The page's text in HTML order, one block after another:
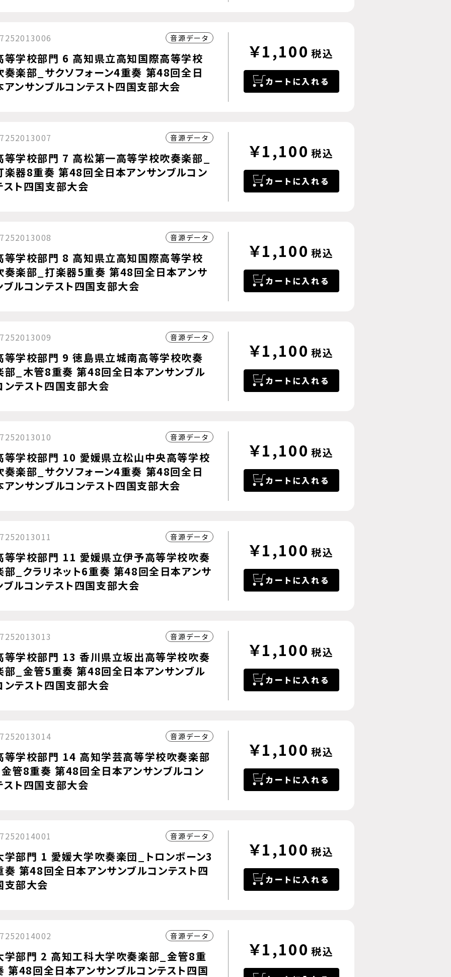
音源データ
等学校部門 6 高知県立高知国際高等学校
奏楽部_サクソフォーン4重奏 第48回全日
アンサンブルコンテスト四国支部大会
￥1,100 税込
カートに入れる
音源データ
等学校部門 7 高松第一高等学校吹奏楽部_
楽器8重奏 第48回全日本アンサンブルコン
スト四国支部大会
￥1,100 税込
カートに入れる
音源データ
等学校部門 8 高知県立高知国際高等学校
奏楽部_打楽器5重奏 第48回全日本アンサ
ブルコンテスト四国支部大会
￥1,100 税込
カートに入れる
音源データ
等学校部門 9 徳島県立城南高等学校吹奏
部_木管8重奏 第48回全日本アンサンブル
ンテスト四国支部大会
￥1,100 税込
カートに入れる
音源データ
等学校部門 10 愛媛県立松山中央高等学校
奏楽部_サクソフォーン4重奏 第48回全日
アンサンブルコンテスト四国支部大会
￥1,100 税込
カートに入れる
音源データ
等学校部門 11 愛媛県立伊予高等学校吹奏
部_クラリネット6重奏 第48回全日本アンサ
ブルコンテスト四国支部大会
￥1,100 税込
カートに入れる
音源データ
等学校部門 13 香川県立坂出高等学校吹奏
部_金管5重奏 第48回全日本アンサンブル
ンテスト四国支部大会
￥1,100 税込
カートに入れる
音源データ
等学校部門 14 高知学芸高等学校吹奏楽部
管8重奏 第48回全日本アンサンブルコン
スト四国支部大会
￥1,100 税込
カートに入れる
音源データ
学部門 1 愛媛大学吹奏楽団_トロンボーン3
奏 第48回全日本アンサンブルコンテスト四
支部大会
￥1,100 税込
カートに入れる
音源データ
学部門 2 高知工科大学吹奏楽部_金管8重
第48回全日本アンサンブルコンテスト四国
￥1,100 税込